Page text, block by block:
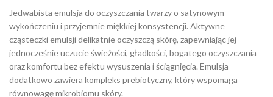
Jedwabista emulsja do oczyszczania twarzy o satynowym
wykończeniu i przyjemnie miękkiej konsystencji. Aktywne
cząsteczki emulsji delikatnie oczyszczą skórę, zapewniając jej
jednocześnie uczucie świeżości, gładkości, bogatego oczyszczania
oraz komfortu bez efektu wysuszenia i ściągnięcia. Emulsja
dodatkowo zawiera kompleks prebiotyczny, który wspomaga
równowagę mikrobiomu skóry.